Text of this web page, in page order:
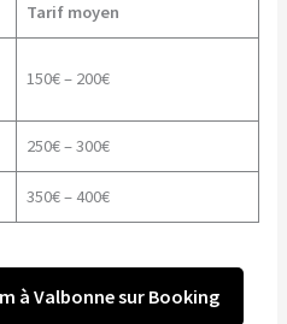
Tarif moyen
150€ – 200€
250€ – 300€
350€ – 400€
à Valbonne sur Booking